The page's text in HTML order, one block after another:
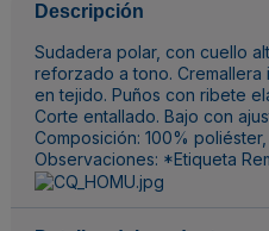
Descripción
Sudadera polar, con cuello
reforzado a tono.
en tejido. Puños con ribete
Corte entallado. Bajo con
Composición: 100%
Observaciones: *Etiqueta